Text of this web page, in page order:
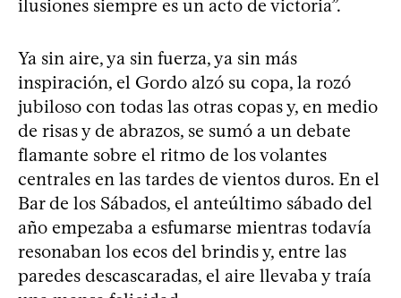
ilusiones siempre es un acto de victoria”.
Ya sin aire, ya sin fuerza, ya sin más
inspiración, el Gordo alzó su copa, la rozó
jubiloso con todas las otras copas y, en medio
de risas y de abrazos, se sumó a un debate
flamante sobre el ritmo de los volantes
centrales en las tardes de vientos duros. En el
Bar de los Sábados, el anteúltimo sábado del
año empezaba a esfumarse mientras todavía
resonaban los ecos del brindis y, entre las
paredes descascaradas, el aire llevaba y traía